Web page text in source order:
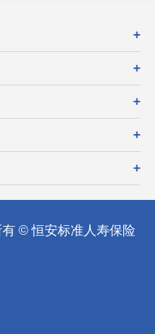
+
+
+
+
+
有 © 恒安标准人寿保险